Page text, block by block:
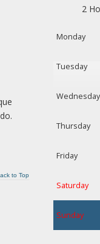
to Top
2
Monday
Tuesday
Wednesday
Thursday
Friday
Saturday
Sunday